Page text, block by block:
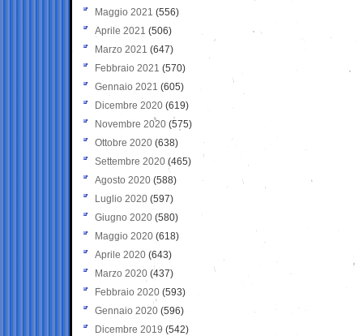
Maggio 2021 (556)
Aprile 2021 (506)
Marzo 2021 (647)
Febbraio 2021 (570)
Gennaio 2021 (605)
Dicembre 2020 (619)
Novembre 2020 (575)
Ottobre 2020 (638)
Settembre 2020(465)
Agosto 2020 (588)
Luglio 2020 (597)
Giugno 2020 (580)
Maggio 2020 (618)
Aprile 2020 (643)
Marzo 2020 (437)
Febbraio 2020 (593)
Gennaio 2020 (596)
Dicembre 2019 (542)